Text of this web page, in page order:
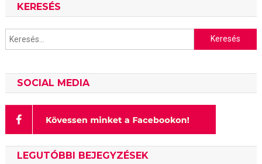
KERESÉS
Keresés:
SOCIAL MEDIA
LEGUTÓBBI BEJEGYZÉSEK